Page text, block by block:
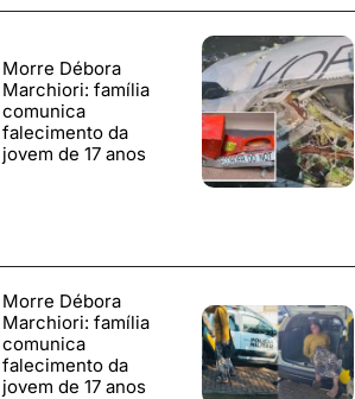
Morre Débora
Marchiori: família
comunica
falecimento da
jovem de 17 anos
Morre Débora
Marchiori: família
comunica
falecimento da
jovem de 17 anos